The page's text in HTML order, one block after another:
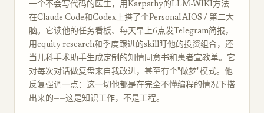
一个不会写代码的医生，用Karpathy的LLM-WIKI方法
在Claude Code和Codex上搭了个Personal AIOS / 第二大
脑。它读他的任务看板、每天早上6点发Telegram简报，
用equity research和季度跟进的skill盯他的投资组合，还
当儿科手术助手生成定制的知情同意书和患者宣教单。它
对每次对话做复盘来自我改进，甚至有个"做梦"模式。他
反复强调一点：这一切他都是在完全不懂编程的情况下搭
出来的——这是知识工作，不是工程。